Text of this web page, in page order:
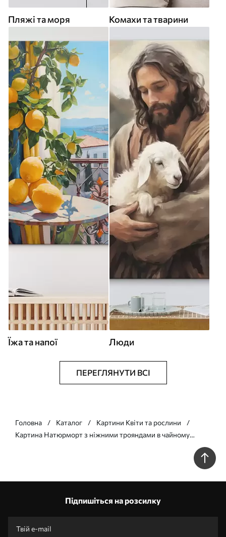
Пляжі та моря Комахи та тварини
Їжа та напої Люди
ПЕРЕГЛЯНУТИ ВСІ
Головна Каталог
Картини Квіти та рослини
Картина Натюрморт з ніжними трояндами в чайному
Підпишіться на розсилку